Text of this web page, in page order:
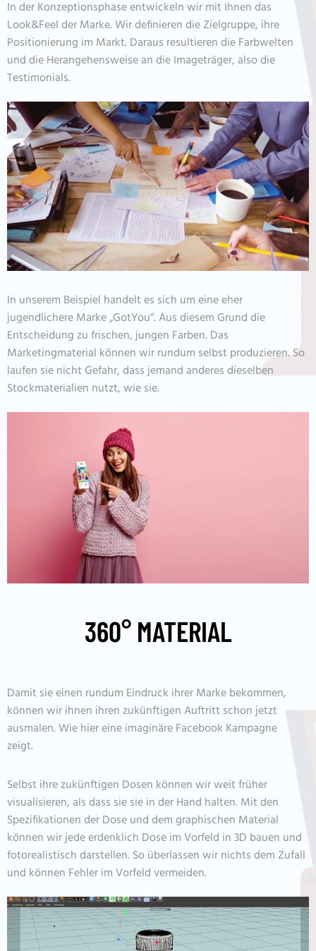
In der Konzeptionsphase entwickeln wir mit Ihnen das
Look&Feel der Marke. Wir definieren die Zielgruppe, ihre
Positionierung im Markt. Daraus resultieren die Farbwelten
und die Herangehensweise an die Imageträger, also die
Testimonials.
In unserem Beispiel handelt es sich um eine eher
jugendlichere Marke „GotYou“. Aus diesem Grund die
Entscheidung zu frischen, jungen Farben. Das
Marketingmaterial können wir rundum selbst produzieren. So
laufen sie nicht Gefahr, dass jemand anderes dieselben
Stockmaterialien nutzt, wie sie.
360° MATERIAL
Damit sie einen rundum Eindruck ihrer Marke bekommen,
können wir ihnen ihren zukünftigen Auftritt schon jetzt
ausmalen. Wie hier eine imaginäre Facebook Kampagne
zeigt.
Selbst ihre zukünftigen Dosen können wir weit früher
visualisieren, als dass sie sie in der Hand halten. Mit den
Spezifikationen der Dose und dem graphischen Material
können wir jede erdenklich Dose im Vorfeld in 3D bauen und
fotorealistisch darstellen. So überlassen wir nichts dem Zufall
und können Fehler im Vorfeld vermeiden.